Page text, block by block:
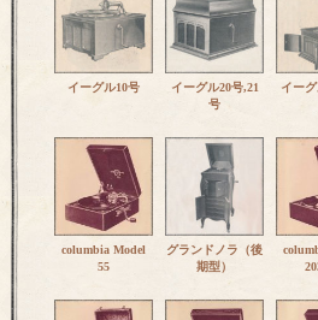
イーグル10号
イーグル20号,21
号
イー
columbia Model
55
グランドノラ（後
期型）